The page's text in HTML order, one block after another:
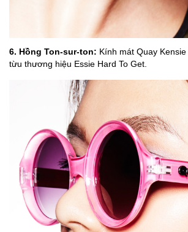
6. Hồng Ton-sur-ton: Kính mát Quay
từu thương hiệu Essie Hard To Get.